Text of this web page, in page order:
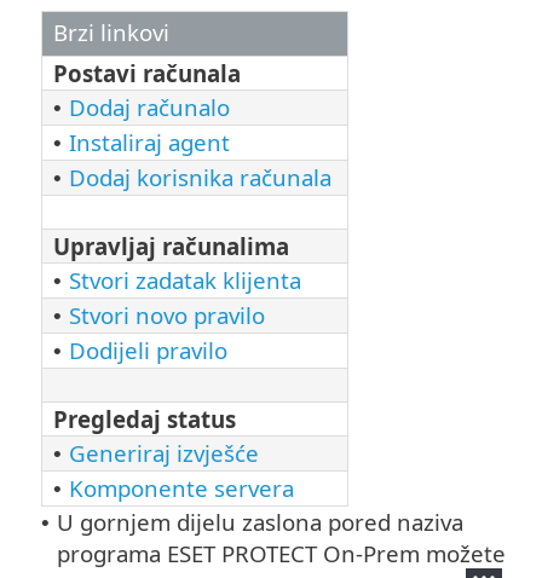
Brzi linkovi
Postavi računala
• Dodaj računalo
• Instaliraj agent
• Dodaj korisnika računala
Upravljaj računalima
• Stvori zadatak klijenta
• Stvori novo pravilo
• Dodijeli pravilo
Pregledaj status
• Generiraj izvješće
• Komponente servera
• U gornjem dijelu zaslona pored naziva
programa ESET PROTECT On-Prem možete